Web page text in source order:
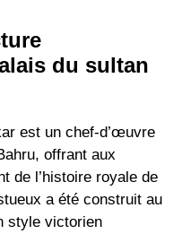
du sultan
est un chef-d’œuvre
offrant aux
de l’histoire royale de
a été construit au
style victorien